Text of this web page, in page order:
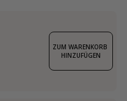
ZUM WARENKORB
HINZUFÜGEN